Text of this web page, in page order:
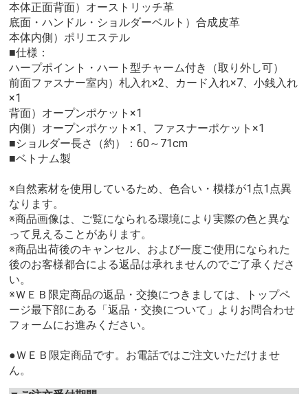
本体正面背面）オーストリッチ革
底面・ハンドル・ショルダーベルト）合成皮革
本体内側）ポリエステル
■仕様：
ハープポイント・ハート型チャーム付き（取り外し可）
前面ファスナー室内）札入れ×2、カード入れ×7、小銭入れ
×1
背面）オープンポケット×1
内側）オープンポケット×1、ファスナーポケット×1
■ショルダー長さ（約）：60～71cm
■ベトナム製
※自然素材を使用しているため、色合い・模様が1点1点異
なります。
※商品画像は、ご覧になられる環境により実際の色と異な
って見えることがあります。
※商品出荷後のキャンセル、および一度ご使用になられた
後のお客様都合による返品は承れませんのでご了承くださ
い。
※ＷＥＢ限定商品の返品・交換につきましては、トップペ
ージ最下部にある「返品・交換について」よりお問合わせ
フォームにお進みください。
●ＷＥＢ限定商品です。お電話ではご注文いただけませ
ん。